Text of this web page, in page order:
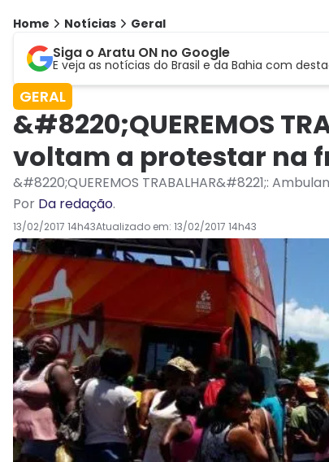
Home Notícias Geral
Siga o Aratu ON no Google
E veja as notícias do Brasil e da Bahia com
GERAL
&#8220;QUEREMOS
voltam a protestar na
&#8220;QUEREMOS TRABALHAR&#8221;:
Por Da redação.
13/02/2017 14h43Atualizado em: 13/02/2017 14h43